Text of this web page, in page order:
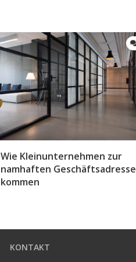
Wie Kleinunternehmen zur
namhaften Geschäftsadresse
kommen
KONTAKT